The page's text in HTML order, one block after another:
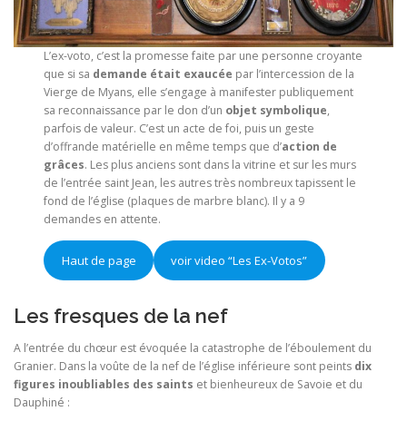
L’ex-voto, c’est la promesse faite par une personne croyante
que si sa demande était exaucée par l’intercession de la
Vierge de Myans, elle s’engage à manifester publiquement
sa reconnaissance par le don d’un objet symbolique,
parfois de valeur. C’est un acte de foi, puis un geste
d’offrande matérielle en même temps que d’action de
grâces. Les plus anciens sont dans la vitrine et sur les murs
de l’entrée saint Jean, les autres très nombreux tapissent le
fond de l’église (plaques de marbre blanc). Il y a 9
demandes en attente.
Haut de page voir video “Les Ex-Votos”
Les fresques de la nef
A l’entrée du chœur est évoquée la catastrophe de l’éboulement du
Granier. Dans la voûte de la nef de l’église inférieure sont peints dix
figures inoubliables des saints et bienheureux de Savoie et du
Dauphiné :